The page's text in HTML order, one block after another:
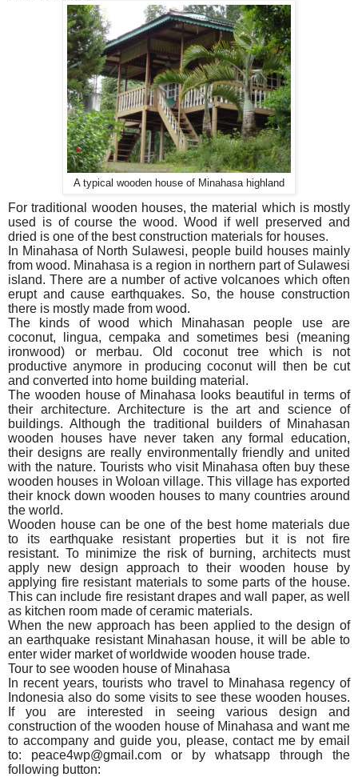
A typical wooden house of Minahasa highland
For traditional wooden houses, the material which is mostly
used is of course the wood. Wood if well preserved and
dried is one of the best construction materials for houses.
In Minahasa of North Sulawesi, people build houses mainly
from wood. Minahasa is a region in northern part of Sulawesi
island. There are a number of active volcanoes which often
erupt and cause earthquakes. So, the house construction
there is mostly made from wood.
The kinds of wood which Minahasan people use are
coconut, lingua, cempaka and sometimes besi (meaning
ironwood) or merbau. Old coconut tree which is not
productive anymore in producing coconut will then be cut
and converted into home building material.
The wooden house of Minahasa looks beautiful in terms of
their architecture. Architecture is the art and science of
buildings. Although the traditional builders of Minahasan
wooden houses have never taken any formal education,
their designs are really environmentally friendly and united
with the nature. Tourists who visit Minahasa often buy these
wooden houses in Woloan village. This village has exported
their knock down wooden houses to many countries around
the world.
Wooden house can be one of the best home materials due
to its earthquake resistant properties but it is not fire
resistant. To minimize the risk of burning, architects must
apply new design approach to their wooden house by
applying fire resistant materials to some parts of the house.
This can include fire resistant drapes and wall paper, as well
as kitchen room made of ceramic materials.
When the new approach has been applied to the design of
an earthquake resistant Minahasan house, it will be able to
enter wider market of worldwide wooden house trade.
Tour to see wooden house of Minahasa
In recent years, tourists who travel to Minahasa regency of
Indonesia also do some visits to see these wooden houses.
If you are interested in seeing various design and
construction of the wooden house of Minahasa and want me
to accompany and guide you, please, contact me by email
to: peace4wp@gmail.com or by whatsapp through the
following button: